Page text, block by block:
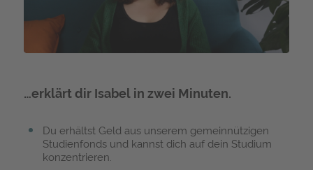
Video
…erklärt dir Isabel in zwei Minuten.
Du erhältst Geld aus unserem gemeinnützigen
Studienfonds und kannst dich auf dein Studium
konzentrieren.